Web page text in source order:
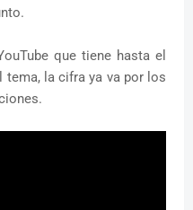
que tiene hasta el
tema, la cifra ya va por los